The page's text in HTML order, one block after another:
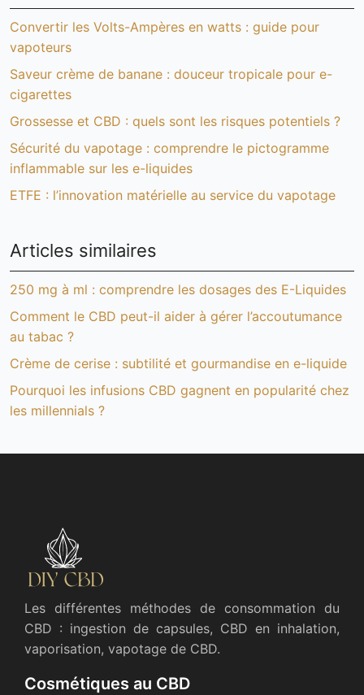
Convertir les Volts-Ampères en watts : guide pour
vapoteurs
Saveur crème de banane : douceur tropicale pour e-
cigarettes
Grossesse et CBD : quels sont les risques potentiels ?
Sécurité du vapotage : comprendre le pictogramme
inflammable sur les e-liquides
ETFE : l’innovation matérielle au service du vapotage
Articles similaires
250 mg à ml : comprendre les dosages des E-Liquides
Comment le CBD peut-il aider à gérer l’accoutumance
au tabac ?
Crème de cerise : subtilité et gourmandise en e-liquide
Pourquoi les infusions CBD gagnent en popularité chez
les millennials ?
Les différentes méthodes de consommation du
CBD : ingestion de capsules, CBD en inhalation,
vaporisation, vapotage de CBD.
Cosmétiques au CBD